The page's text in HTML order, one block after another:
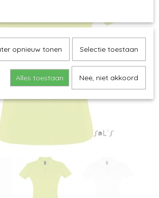
opnieuw tonen Selectie toestaan
Alles toestaan Nee, niet akkoord